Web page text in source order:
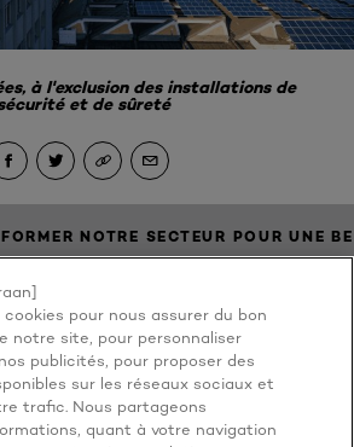
à l'exclusion des installations de
et de sûreté
NOTRE SECTEUR POUR UNE
pour nous assurer du bon
notre site, pour personnaliser
publicités, pour proposer des
sur les réseaux sociaux et
trafic. Nous partageons
quant à votre navigation